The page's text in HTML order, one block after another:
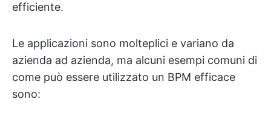
efficiente.
Le applicazioni sono molteplici e variano da
azienda ad azienda, ma alcuni esempi comuni di
come può essere utilizzato un BPM efficace
sono: